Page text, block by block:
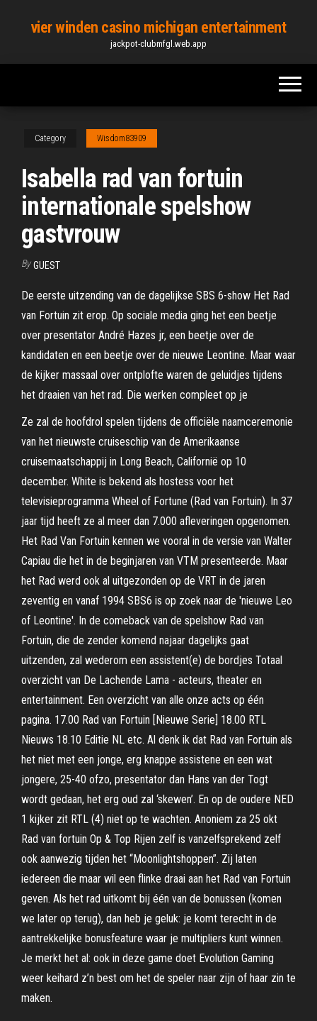
content
vier winden casino michigan entertainment
jackpot-clubmfgl.web.app
Category Wisdom83909
Isabella rad van fortuin
internationale spelshow
gastvrouw
By GUEST
De eerste uitzending van de dagelijkse SBS 6-show Het Rad
van Fortuin zit erop. Op sociale media ging het een beetje
over presentator André Hazes jr, een beetje over de
kandidaten en een beetje over de nieuwe Leontine. Maar waar
de kijker massaal over ontplofte waren de geluidjes tijdens
het draaien van het rad. Die werken compleet op je
Ze zal de hoofdrol spelen tijdens de officiële naamceremonie
van het nieuwste cruiseschip van de Amerikaanse
cruisemaatschappij in Long Beach, Californië op 10
december. White is bekend als hostess voor het
televisieprogramma Wheel of Fortune (Rad van Fortuin). In 37
jaar tijd heeft ze al meer dan 7.000 afleveringen opgenomen.
Het Rad Van Fortuin kennen we vooral in de versie van Walter
Capiau die het in de beginjaren van VTM presenteerde. Maar
het Rad werd ook al uitgezonden op de VRT in de jaren
zeventig en vanaf 1994 SBS6 is op zoek naar de 'nieuwe Leo
of Leontine'. In de comeback van de spelshow Rad van
Fortuin, die de zender komend najaar dagelijks gaat
uitzenden, zal wederom een assistent(e) de bordjes Totaal
overzicht van De Lachende Lama - acteurs, theater en
entertainment. Een overzicht van alle onze acts op één
pagina. 17.00 Rad van Fortuin [Nieuwe Serie] 18.00 RTL
Nieuws 18.10 Editie NL etc. Al denk ik dat Rad van Fortuin als
het niet met een jonge, erg knappe assistene en een wat
jongere, 25-40 ofzo, presentator dan Hans van der Togt
wordt gedaan, het erg oud zal ‘skewen’. En op de oudere NED
1 kijker zit RTL (4) niet op te wachten. Anoniem za 25 okt
Rad van fortuin Op & Top Rijen zelf is vanzelfsprekend zelf
ook aanwezig tijden het “Moonlightshoppen”. Zij laten
iedereen die maar wil een flinke draai aan het Rad van Fortuin
geven. Als het rad uitkomt bij één van de bonussen (komen
we later op terug), dan heb je geluk: je komt terecht in de
aantrekkelijke bonusfeature waar je multipliers kunt winnen.
Je merkt het al: ook in deze game doet Evolution Gaming
weer keihard z’n best om het de speler naar zijn of haar zin te
maken.